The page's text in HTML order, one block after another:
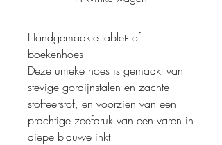
Handgemaakte tablet- of
boekenhoes
Deze unieke hoes is gemaakt van
stevige gordijnstalen en zachte
stoffeerstof, en voorzien van een
prachtige zeefdruk van een varen in
diepe blauwe inkt.